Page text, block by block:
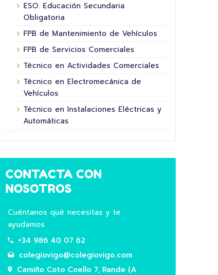
16 junio, 2026
5º XORNADA DE
SUPERHEROÍNAS E
SUPERHEROES FUNDACIÓN LA
NINETA
ESO. Educación Secundaria
Obligatoria
FPB de Mantenimiento de Vehículos
FPB de Servicios Comerciales
Técnico en Actividades Comerciales
Técnico en Electromecánica de
Vehículos
Técnico en Instalaciones Eléctricas y
Automáticas
CONTACTA CON
NOSOTROS
Cuéntanos qué necesitas y te
ayudamos
+34 986 40 07 62
colegiovigo@colegiovigo.com
Camiño Coto Coello 7, Rande (A